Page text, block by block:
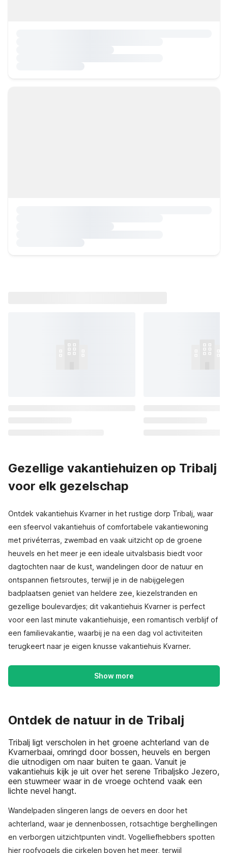
Gezellige vakantiehuizen op Tribalj
voor elk gezelschap
Ontdek vakantiehuis Kvarner in het rustige dorp Tribalj, waar
een sfeervol vakantiehuis of comfortabele vakantiewoning
met privéterras, zwembad en vaak uitzicht op de groene
heuvels en het meer je een ideale uitvalsbasis biedt voor
dagtochten naar de kust, wandelingen door de natuur en
ontspannen fietsroutes, terwijl je in de nabijgelegen
badplaatsen geniet van heldere zee, kiezelstranden en
gezellige boulevardjes; dit vakantiehuis Kvarner is perfect
voor een last minute vakantiehuisje, een romantisch verblijf of
een familievakantie, waarbij je na een dag vol activiteiten
terugkeert naar je eigen knusse vakantiehuis Kvarner.
Show more
Ontdek de natuur in de Tribalj
Tribalj ligt verscholen in het groene achterland van de
Kvarnerbaai, omringd door bossen, heuvels en bergen
die uitnodigen om naar buiten te gaan. Vanuit je
vakantiehuis kijk je uit over het serene Tribaljsko Jezero,
een stuwmeer waar in de vroege ochtend vaak een
lichte nevel hangt.
Wandelpaden slingeren langs de oevers en door het
achterland, waar je dennenbossen, rotsachtige berghellingen
en verborgen uitzichtpunten vindt. Vogelliefhebbers spotten
hier roofvogels die cirkelen boven het meer, terwijl